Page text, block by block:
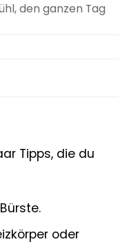
den ganzen Tag
Tipps, die du
oder